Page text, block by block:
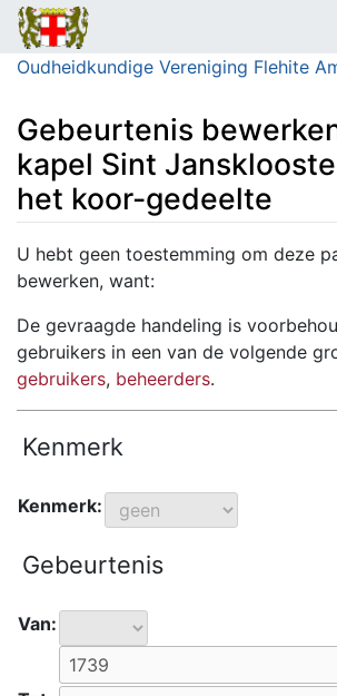
Oudheidkundige Vereniging Flehite
Gebeurtenis
kapel Sint
het koor-gedeelte
Ga naar:navigatie,zoeken
U hebt geen toestemming om deze
bewerken, want:
De gevraagde handeling is
gebruikers in een van de volgende
gebruikers, beheerders.
Kenmerk
Kenmerk:
Gebeurtenis
Van: